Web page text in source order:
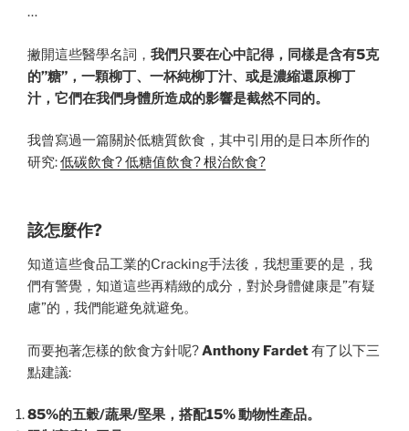
…
撇開這些醫學名詞， 我們只要在心中記得，同樣是含有5克
的”糖”，一顆柳丁、一杯純柳丁汁、或是濃縮還原柳丁
汁，它們在我們身體所造成的影響是截然不同的。
我曾寫過一篇關於低糖質飲食，其中引用的是日本所作的
研究:低碳飲食? 低糖值飲食? 根治飲食?
該怎麼作?
知道這些食品工業的Cracking手法後，我想重要的是，我
們有警覺，知道這些再精緻的成分，對於身體健康是”有疑
慮”的，我們能避免就避免。
而要抱著怎樣的飲食方針呢?Anthony Fardet有了以下三
點建議:
85%的五穀/蔬果/堅果，搭配15% 動物性產品。